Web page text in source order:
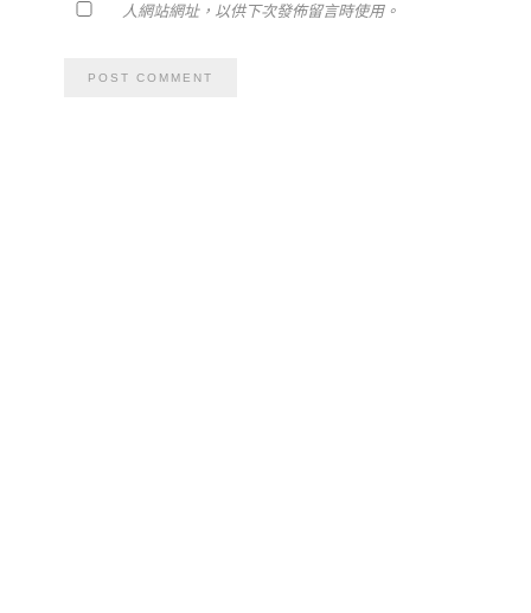
人網站網址，以供下次發佈留言時使用。